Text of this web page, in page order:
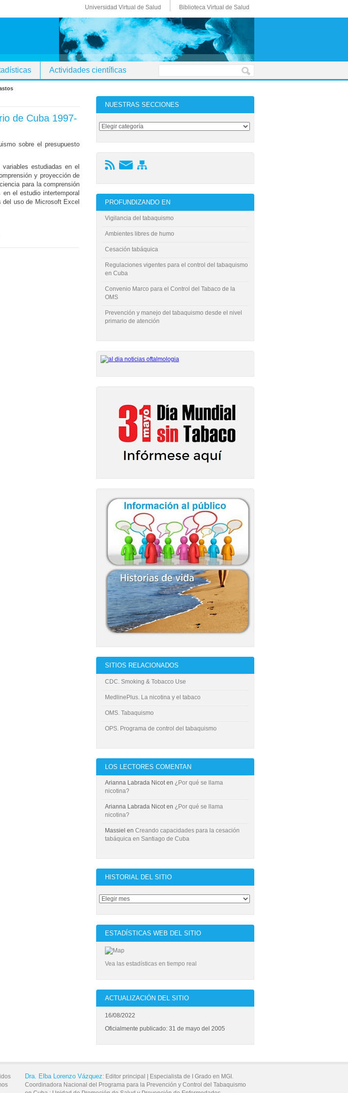
Universidad Virtual de Salud Biblioteca Virtual de Salud
Actividades científicas
de Cuba 1997-
sobre el presupuesto
estudiadas en el
y proyección de
para la comprensión
el estudio intertemporal
uso de Microsoft Excel
NUESTRAS SECCIONES
PROFUNDIZANDO EN
Vigilancia del tabaquismo
Ambientes libres de humo
Cesación tabáquica
Regulaciones vigentes para el control del tabaquismo
en Cuba
Convenio Marco para el Control del Tabaco de la
OMS
Prevención y manejo del tabaquismo desde el nivel
primario de atención
SITIOS RELACIONADOS
CDC. Smoking & Tobacco Use
MedlinePlus. La nicotina y el tabaco
OMS. Tabaquismo
OPS. Programa de control del tabaquismo
LOS LECTORES COMENTAN
Arianna Labrada Nicoten ¿Por qué se llama
nicotina?
Arianna Labrada Nicoten ¿Por qué se llama
nicotina?
Massiel en Creando capacidades para la cesación
tabáquica en Santiago de Cuba
HISTORIAL DEL SITIO
ESTADÍSTICAS WEB DEL SITIO
Vea las estadísticas en tiempo real
ACTUALIZACIÓN DEL SITIO
16/08/2022
Oficialmente publicado: 31 de mayo del 2005
Dra. Elba Lorenzo Vázquez: Editor principal |
Especialista de I Grado en MGI.
Coordinadora Nacional del Programa para la Prevención y Control del Tabaquismo